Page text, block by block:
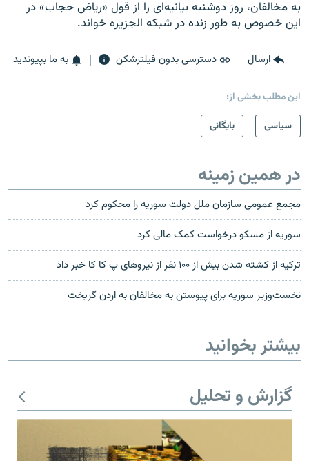
به مخالفان، روز دوشنبه بیانیه‌ای را از قول «ریاض حجاب» در
این خصوص به طور زنده در شبکه الجزیره خواند.
ارسال دسترسی بدون فیلترشکن به ما بپیوندید
این مطلب بخشی از:
سیاسی
بایگانی
در همین زمینه
مجمع عمومی سازمان ملل دولت سوریه را محکوم کرد
سوریه از مسکو درخواست کمک مالی کرد
ترکیه از کشته شدن بیش از ۱۰۰ نفر از نیروهای پ‌ کا‌ کا خبر داد
نخست‌وزیر سوریه برای پیوستن به مخالفان به اردن گریخت
بیشتر بخوانید
گزارش و تحلیل